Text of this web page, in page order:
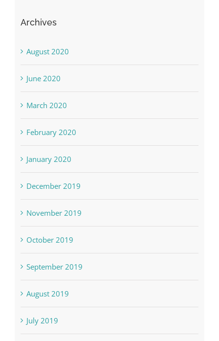
Archives
August 2020
June 2020
March 2020
February 2020
January 2020
December 2019
November 2019
October 2019
September 2019
August 2019
July 2019